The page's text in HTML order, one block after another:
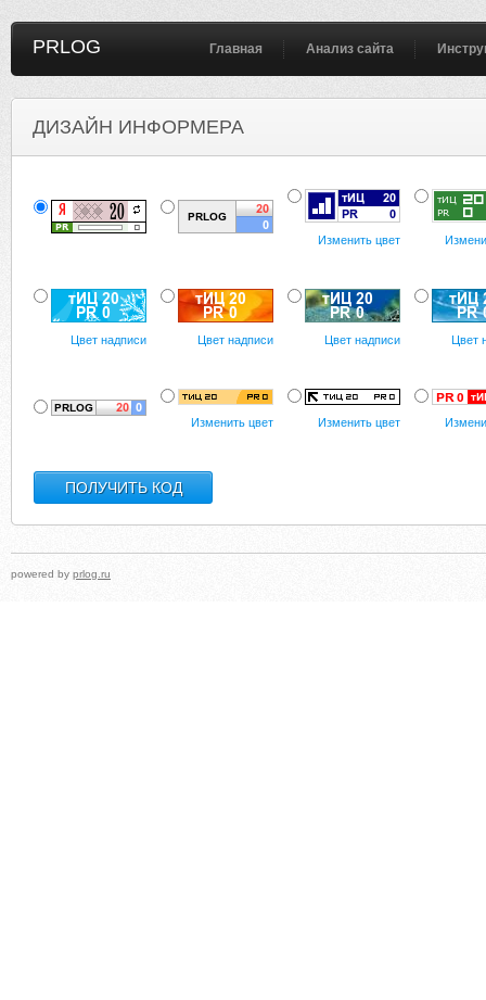
PRLOG Главная Анализ сайта
ДИЗАЙН ИНФОРМЕРА
Изменить цвет
Цвет надписи Цвет надписи Цвет надписи Цвет
Изменить цвет Изменить цвет
powered by prlog.ru